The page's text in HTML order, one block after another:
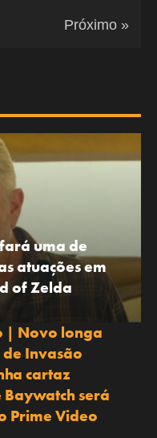
Próximo »
uma de
atuações em
of Zelda
| Novo longa
Invasão
cartaz
Baywatch será
Prime Video